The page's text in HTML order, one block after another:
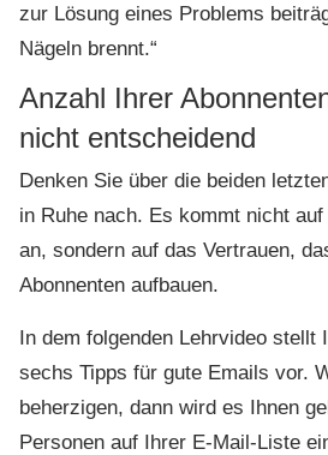
zur Lösung eines Problems
Nägeln brennt.“
Anzahl Ihrer
nicht entscheidend
Denken Sie über die beiden
in Ruhe nach. Es kommt nicht
an, sondern auf das Vertrauen,
Abonnenten aufbauen.
In dem folgenden Lehrvideo stellt
sechs Tipps für gute Emails vor.
beherzigen, dann wird es Ihnen
Personen auf Ihrer E-Mail-Liste